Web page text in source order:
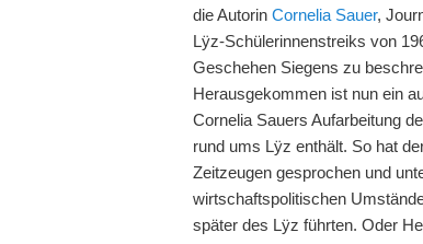
die AutorinCornelia Sauer,
Lÿz-Schülerinnenstreiks von
Geschehen Siegens zu
Herausgekommen ist nun ein
Cornelia Sauers Aufarbeitung
rund ums Lÿz enthält. So hat
Zeitzeugen gesprochen und
wirtschaftspolitischen
später des Lÿz führten. Oder